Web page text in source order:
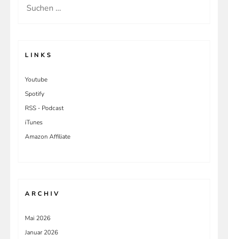
Suchen
LINKS
Youtube
Spotify
RSS - Podcast
iTunes
Amazon Affiliate
ARCHIV
Mai 2026
Januar 2026